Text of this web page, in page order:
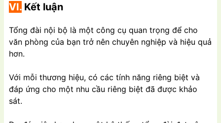
VI. Kết luận
Tổng đài nội bộ là một công cụ quan trọng để cho
văn phòng của bạn trở nên chuyên nghiệp và hiệu quả
hơn.
Với mỗi thương hiệu, có các tính năng riêng biệt và
đáp ứng cho một nhu cầu riêng biệt đã được khảo
sát.